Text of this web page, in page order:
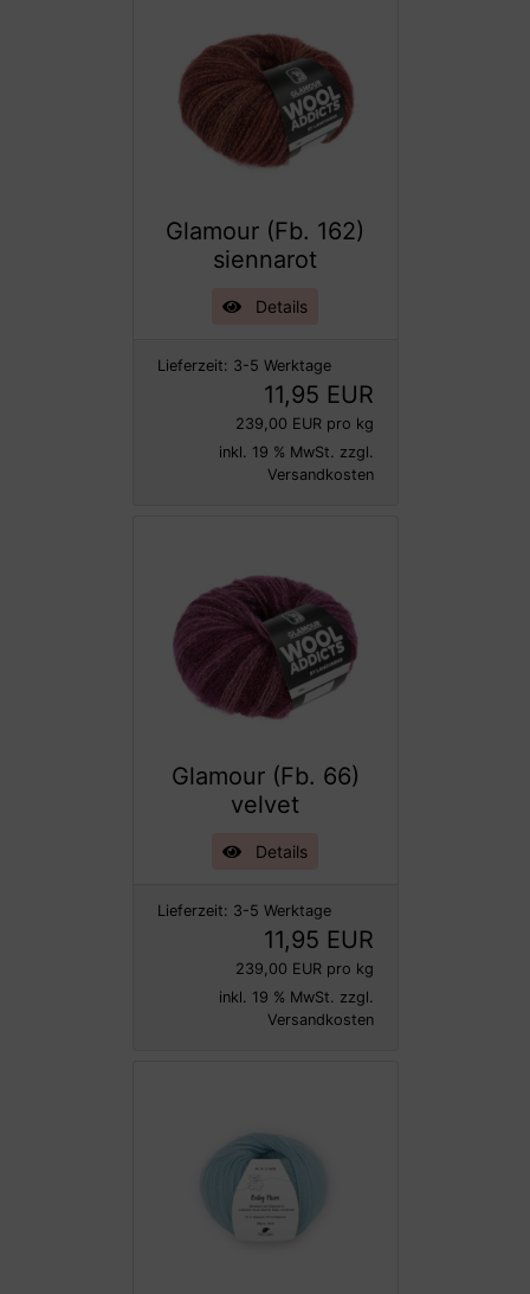
Glamour (Fb. 162)
siennarot
Details
Lieferzeit: 3-5 Werktage
11,95 EUR
239,00 EUR pro kg
inkl. 19 % MwSt. zzgl.
Versandkosten
Glamour (Fb. 66)
velvet
Details
Lieferzeit: 3-5 Werktage
11,95 EUR
239,00 EUR pro kg
inkl. 19 % MwSt. zzgl.
Versandkosten